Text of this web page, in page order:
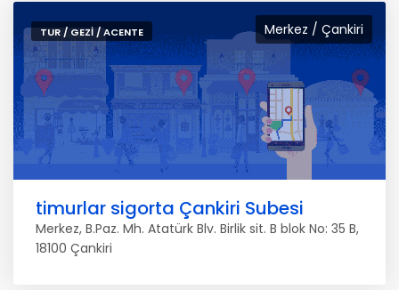
Merkez / Çankiri
TUR / GEZI / ACENTE
timurlar sigorta Çankiri Subesi
Merkez, B.Paz. Mh. Atatürk Blv. Birlik sit. B blok No: 35 B,
18100 Çankiri